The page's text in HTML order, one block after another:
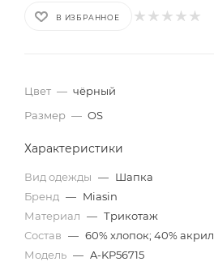
В ИЗБРАННОЕ
Цвет — чёрный
Размер — OS
Характеристики
Вид одежды — Шапка
Бренд — Miasin
Материал — Трикотаж
Состав — 60% хлопок; 40% акрил
Модель — A-KP56715